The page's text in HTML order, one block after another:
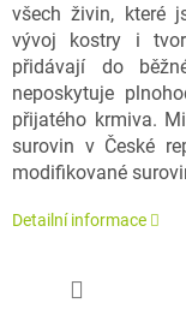
všech živin, které
vývoj kostry i
přidávají do
neposkytuje
přijatého krmiva.
surovin v České
modifikované
Detailní informace